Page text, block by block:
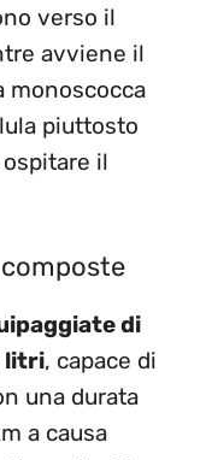
verso il
avviene il
monoscocca
piuttosto
il
composte
di
litri, capace di
una durata
a causa